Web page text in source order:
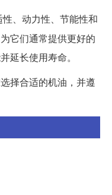
、动力性、节能性和
它们通常提供更好的
延长使用寿命。
择合适的机油，并遵